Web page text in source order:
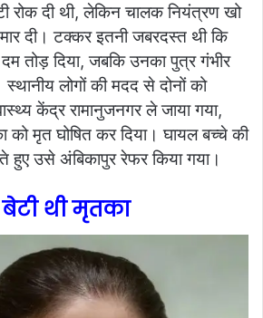
रोक दी थी, लेकिन चालक नियंत्रण खो
दी। टक्कर इतनी जबरदस्त थी कि
दम तोड़ दिया, जबकि उनका पुत्र गंभीर
लोगों की मदद से दोनों को
केंद्र रामानुजनगर ले जाया गया,
को मृत घोषित कर दिया। घायल बच्चे की
हुए उसे अंबिकापुर रेफर किया गया।
थी मृतका